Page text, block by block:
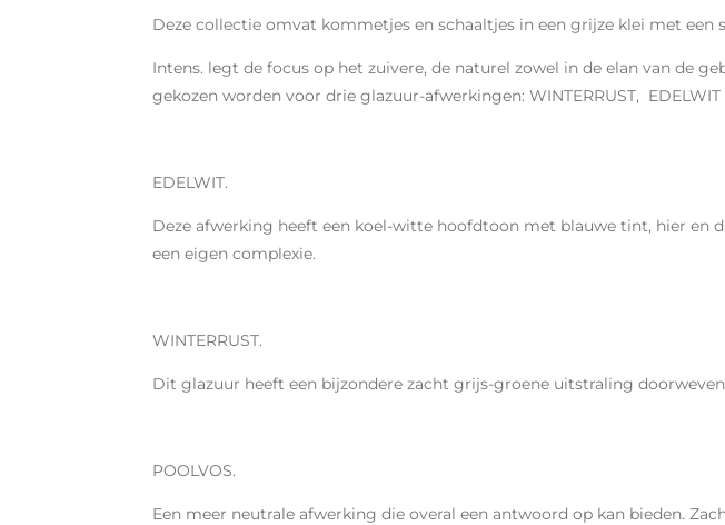
Deze collectie omvat kommetjes en schaaltjes in een grijze klei met een
Intens. legt de focus op het zuivere, de naturel zowel in de elan van de
gekozen worden voor drie glazuur-afwerkingen: WINTERRUST, EDELWIT
EDELWIT.
Deze afwerking heeft een koel-witte hoofdtoon met blauwe tint, hier en
een eigen complexie.
WINTERRUST.
Dit glazuur heeft een bijzondere zacht grijs-groene uitstraling
POOLVOS.
Een meer neutrale afwerking die overal een antwoord op kan bieden.